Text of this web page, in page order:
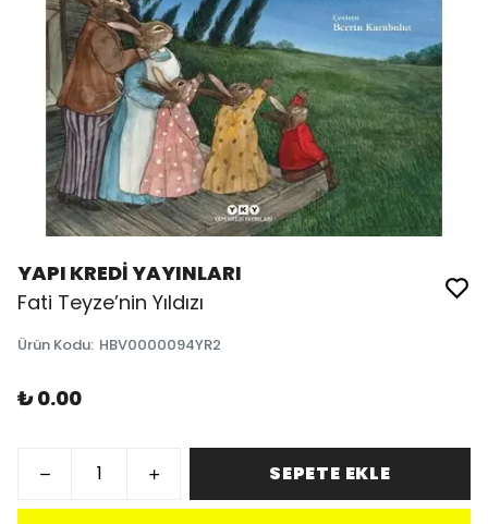
YAPI KREDİ YAYINLARI
Fati Teyze’nin Yıldızı
Ürün Kodu: HBV0000094YR2
₺ 0.00
SEPETE EKLE